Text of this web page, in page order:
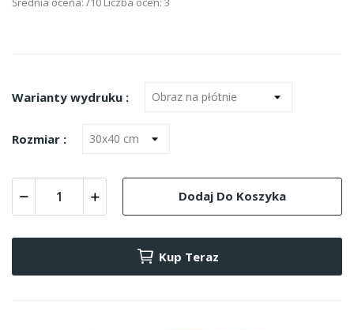
Warianty wydruku :
Rozmiar :
Dodaj Do Koszyka
Kup Teraz